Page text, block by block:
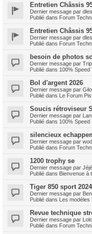
Entretien Châssis
Dernier message par dles
Publié dans Forum
Entretien Châssis
Dernier message par dles
Publié dans Forum
besoin de photos
Dernier message par
Publié dans 100% Speed
Bol d'argent 2026
Dernier message par
Publié dans Le Forum
Soucis rétroviseur
Dernier message par
Publié dans 100% Speed
silencieux
Dernier message par
Publié dans Forum
1200 trophy se
Dernier message par
Publié dans Bienvenue à
Tiger 850 sport 2024
Dernier message par
Publié dans Les modèles
Revue technique
Dernier message par
Publié dans Forum